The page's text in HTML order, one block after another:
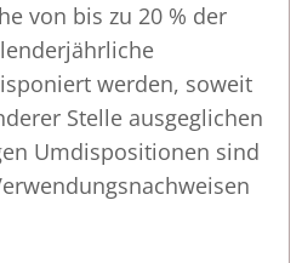
von bis zu 20 % der
werden, soweit
Stelle ausgeglichen
Umdispositionen sind